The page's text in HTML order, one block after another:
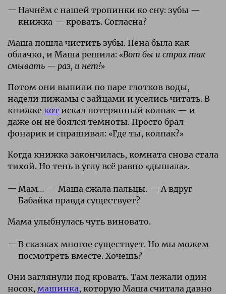
Начнём с нашей тропинки ко сну: зубы —
книжка — кровать. Согласна?
Маша пошла чистить зубы. Пена была как
облачко, и Маша решила: «Вот бы и страх так
смывать — раз, и нет!»
Потом они выпили по паре глотков воды,
надели пижамы с зайцами и уселись читать. В
книжке кот искал потерянный колпак — и
даже он не боялся темноты. Просто брал
фонарик и спрашивал: «Где ты, колпак?»
Когда книжка закончилась, комната снова стала
тихой. Но тень в углу всё равно «дышала».
Мам… — Маша сжала пальцы. — А вдруг
Бабайка правда существует?
Мама улыбнулась чуть виновато.
В сказках многое существует. Но мы можем
посмотреть вместе. Хочешь?
Они заглянули под кровать. Там лежали один
носок, машинка, которую Маша считала давно